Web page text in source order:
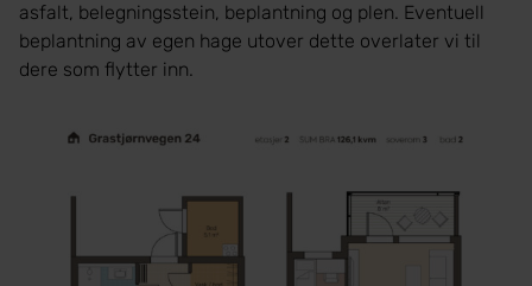
asfalt, belegningsstein, beplantning og plen. Eventuell
beplantning av egen hage utover dette overlater vi til
dere som flytter inn.